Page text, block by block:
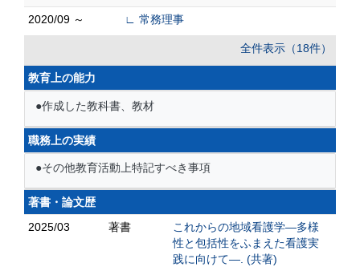
2020/09 ～ ∟ 常務理事
全件表示（18件）
教育上の能力
●作成した教科書、教材
職務上の実績
●その他教育活動上特記すべき事項
著書・論文歴
2025/03
著書
これからの地域看護学―多様
性と包括性をふまえた看護実
践に向けて―. (共著)